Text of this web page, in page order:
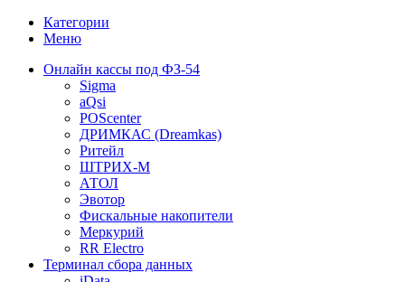
Категории
Меню
Онлайн кассы под ФЗ-54
Sigma
aQsi
POScenter
ДРИМКАС (Dreamkas)
Ритейл
ШТРИХ-М
АТОЛ
Эвотор
Фискальные накопители
Меркурий
RR Electro
Терминал сбора данных